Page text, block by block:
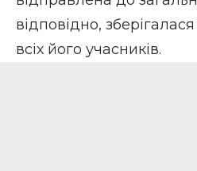
відповідно,
всіх його учасників.